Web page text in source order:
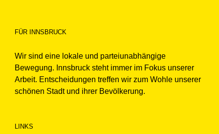
FÜR INNSBRUCK
Wir sind eine lokale und parteiunabhängige
Bewegung. Innsbruck steht immer im Fokus unserer
Arbeit. Entscheidungen treffen wir zum Wohle unserer
schönen Stadt und ihrer Bevölkerung.
LINKS